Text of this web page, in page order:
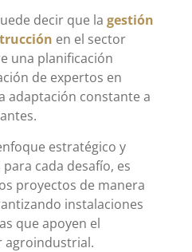
decir que la gestión
en el sector
una planificación
de expertos en
adaptación constante a
estratégico y
cada desafío, es
proyectos de manera
instalaciones
que apoyen el
agroindustrial.